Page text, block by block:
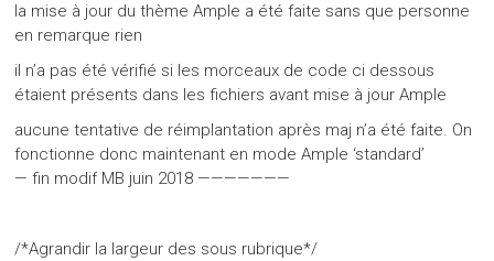
la mise à jour du thème Ample a été faite sans que personne
en remarque rien
il n’a pas été vérifié si les morceaux de code ci dessous
étaient présents dans les fichiers avant mise à jour Ample
aucune tentative de réimplantation après maj n’a été faite. On
fonctionne donc maintenant en mode Ample ‘standard’
— fin modif MB juin 2018 ———————
/*Agrandir la largeur des sous rubrique*/